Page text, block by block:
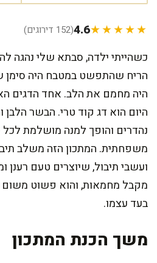
★★★★★
4.6(152 דירוגים)
כשהייתי ילדה, סבתא שלי נהגה
הריח שהתפשט במטבח היה סימן
היה מחמם את הלב. אחד הדגים
היום הוא דג קוד טרי. הבשר
נהדרים והופך למנה מושלמת לכל
משפחתית. המתכון הזה משלב
ועשבי תיבול, שיוצרים טעם רענן
מקבל מחמאות, והוא פשוט משום
בעד עצמו.
משך הכנת המתכון